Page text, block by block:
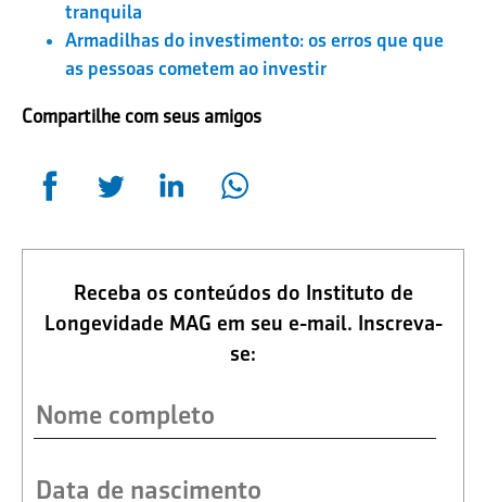
tranquila
Armadilhas do investimento: os erros que que
as pessoas cometem ao investir
Compartilhe com seus amigos
Receba os conteúdos do Instituto de
Longevidade MAG em seu e-mail. Inscreva-
se: